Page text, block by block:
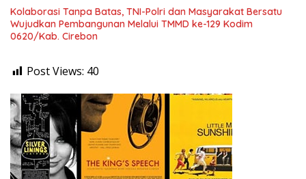
Kolaborasi Tanpa Batas, TNI-Polri dan Masyarakat Bersatu
Wujudkan Pembangunan Melalui TMMD ke-129 Kodim
0620/Kab. Cirebon
Post Views: 40